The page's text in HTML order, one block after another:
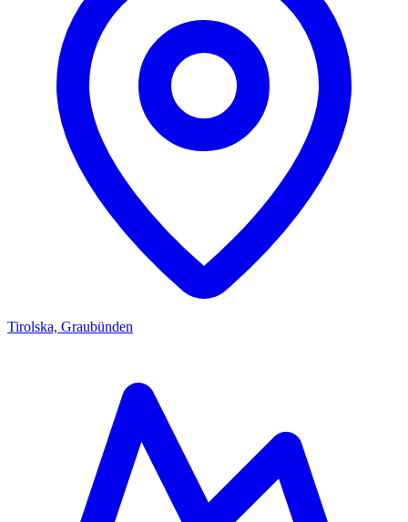
Tirolska, Graubünden